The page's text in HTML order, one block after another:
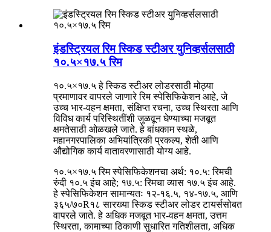
इंडस्ट्रियल रिम स्किड स्टीअर युनिव्हर्सलसाठी
१०.५×१७.५ रिम
१०.५×१७.५ हे स्किड स्टीअर लोडरसाठी मोठ्या
प्रमाणावर वापरले जाणारे रिम स्पेसिफिकेशन आहे, जे
उच्च भार-वहन क्षमता, संक्षिप्त रचना, उच्च स्थिरता आणि
विविध कार्य परिस्थितींशी जुळवून घेण्याच्या मजबूत
क्षमतेसाठी ओळखले जाते. हे बांधकाम स्थळे,
महानगरपालिका अभियांत्रिकी प्रकल्प, शेती आणि
औद्योगिक कार्य वातावरणासाठी योग्य आहे.
१०.५×१७.५ रिम स्पेसिफिकेशनचा अर्थ: १०.५: रिमची
रुंदी १०.५ इंच आहे; १७.५: रिमचा व्यास १७.५ इंच आहे.
हे स्पेसिफिकेशन सामान्यतः १२-१६.५, १४-१७.५, आणि
३६५/७०R१८ सारख्या स्किड स्टीअर लोडर टायर्ससोबत
वापरले जाते. हे अधिक मजबूत भार-वहन क्षमता, उत्तम
स्थिरता, कामाच्या ठिकाणी सुधारित गतिशीलता, अधिक